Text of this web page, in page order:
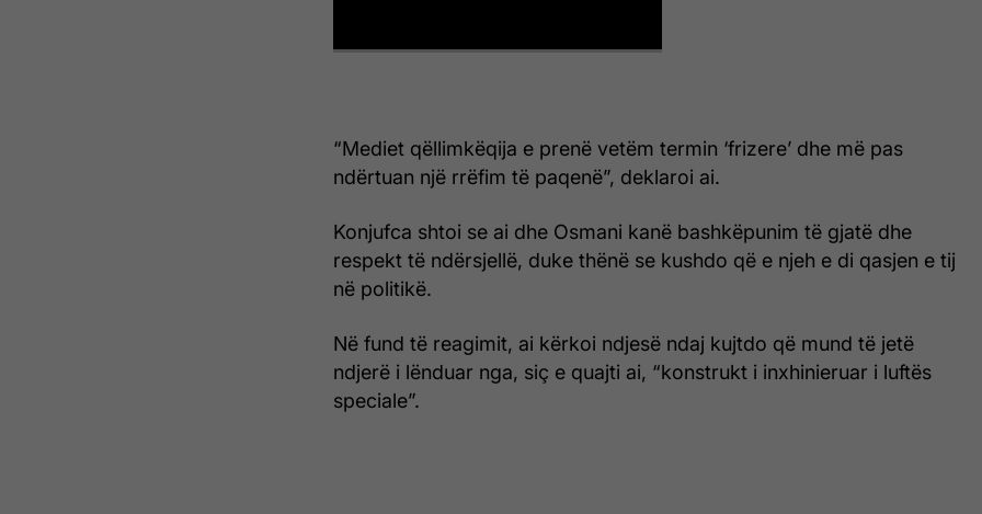
“Mediet qëllimkëqija e prenë vetëm termin ‘frizere’ dhe më pas
ndërtuan një rrëfim të paqenë”, deklaroi ai.
Konjufca shtoi se ai dhe Osmani kanë bashkëpunim të gjatë dhe
respekt të ndërsjellë, duke thënë se kushdo që e njeh e di qasjen e tij
në politikë.
Në fund të reagimit, ai kërkoi ndjesë ndaj kujtdo që mund të jetë
ndjerë i lënduar nga, siç e quajti ai, “konstrukt i inxhinieruar i luftës
speciale”.